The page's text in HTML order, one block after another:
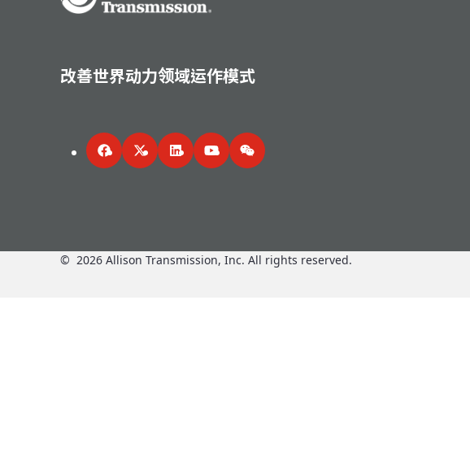
改善世界动力领域运作模式
FacebookTwitterLinkedInYouTubeWeChat
© 2026 Allison Transmission, Inc. All rights reserved.